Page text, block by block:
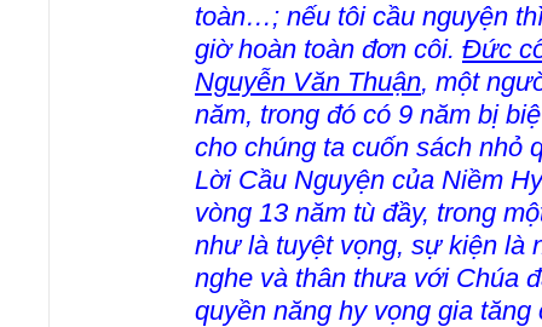
toàn…; nếu tôi cầu nguyện
giờ hoàn toàn đơn côi. Đức
Nguyễn Văn Thuận, một
năm, trong đó có 9 năm bị
cho chúng ta cuốn sách nhỏ
Lời Cầu Nguyện của Niềm
vòng 13 năm tù đầy, trong
như là tuyệt vọng, sự kiện là
nghe và thân thưa với Chúa
quyền năng hy vọng gia tăng